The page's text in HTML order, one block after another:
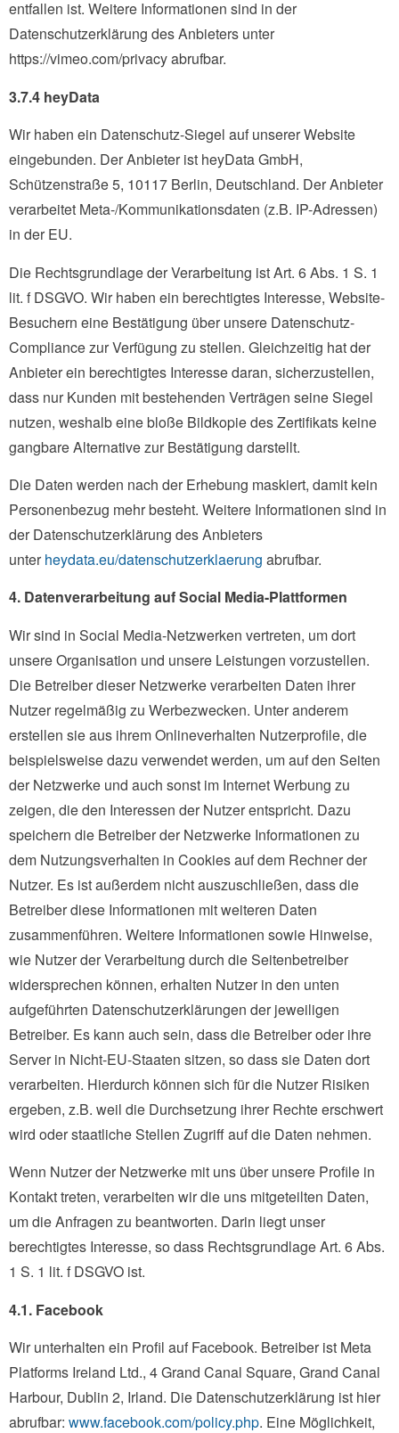
entfallen ist. Weitere Informationen sind in der
Datenschutzerklärung des Anbieters unter
https://vimeo.com/privacy abrufbar.
3.7.4 heyData
Wir haben ein Datenschutz-Siegel auf unserer Website
eingebunden. Der Anbieter ist heyData GmbH,
Schützenstraße 5, 10117 Berlin, Deutschland. Der Anbieter
verarbeitet Meta-/Kommunikationsdaten (z.B. IP-Adressen)
in der EU.
Die Rechtsgrundlage der Verarbeitung ist Art. 6 Abs. 1 S. 1
lit. f DSGVO. Wir haben ein berechtigtes Interesse, Website-
Besuchern eine Bestätigung über unsere Datenschutz-
Compliance zur Verfügung zu stellen. Gleichzeitig hat der
Anbieter ein berechtigtes Interesse daran, sicherzustellen,
dass nur Kunden mit bestehenden Verträgen seine Siegel
nutzen, weshalb eine bloße Bildkopie des Zertifikats keine
gangbare Alternative zur Bestätigung darstellt.
Die Daten werden nach der Erhebung maskiert, damit kein
Personenbezug mehr besteht. Weitere Informationen sind in
der Datenschutzerklärung des Anbieters
unterheydata.eu/datenschutzerklaerung abrufbar.
4. Datenverarbeitung auf Social Media-Plattformen
Wir sind in Social Media-Netzwerken vertreten, um dort
unsere Organisation und unsere Leistungen vorzustellen.
Die Betreiber dieser Netzwerke verarbeiten Daten ihrer
Nutzer regelmäßig zu Werbezwecken. Unter anderem
erstellen sie aus ihrem Onlineverhalten Nutzerprofile, die
beispielsweise dazu verwendet werden, um auf den Seiten
der Netzwerke und auch sonst im Internet Werbung zu
zeigen, die den Interessen der Nutzer entspricht. Dazu
speichern die Betreiber der Netzwerke Informationen zu
dem Nutzungsverhalten in Cookies auf dem Rechner der
Nutzer. Es ist außerdem nicht auszuschließen, dass die
Betreiber diese Informationen mit weiteren Daten
zusammenführen. Weitere Informationen sowie Hinweise,
wie Nutzer der Verarbeitung durch die Seitenbetreiber
widersprechen können, erhalten Nutzer in den unten
aufgeführten Datenschutzerklärungen der jeweiligen
Betreiber. Es kann auch sein, dass die Betreiber oder ihre
Server in Nicht-EU-Staaten sitzen, so dass sie Daten dort
verarbeiten. Hierdurch können sich für die Nutzer Risiken
ergeben, z.B. weil die Durchsetzung ihrer Rechte erschwert
wird oder staatliche Stellen Zugriff auf die Daten nehmen.
Wenn Nutzer der Netzwerke mit uns über unsere Profile in
Kontakt treten, verarbeiten wir die uns mitgeteilten Daten,
um die Anfragen zu beantworten. Darin liegt unser
berechtigtes Interesse, so dass Rechtsgrundlage Art. 6 Abs.
1 S. 1 lit. f DSGVO ist.
4.1. Facebook
Wir unterhalten ein Profil auf Facebook. Betreiber ist Meta
Platforms Ireland Ltd., 4 Grand Canal Square, Grand Canal
Harbour, Dublin 2, Irland. Die Datenschutzerklärung ist hier
abrufbar: www.facebook.com/policy.php. Eine Möglichkeit,